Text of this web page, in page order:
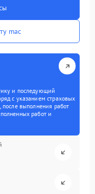
mac
и последующий
с указанием страховых
после выполнения работ
работ и